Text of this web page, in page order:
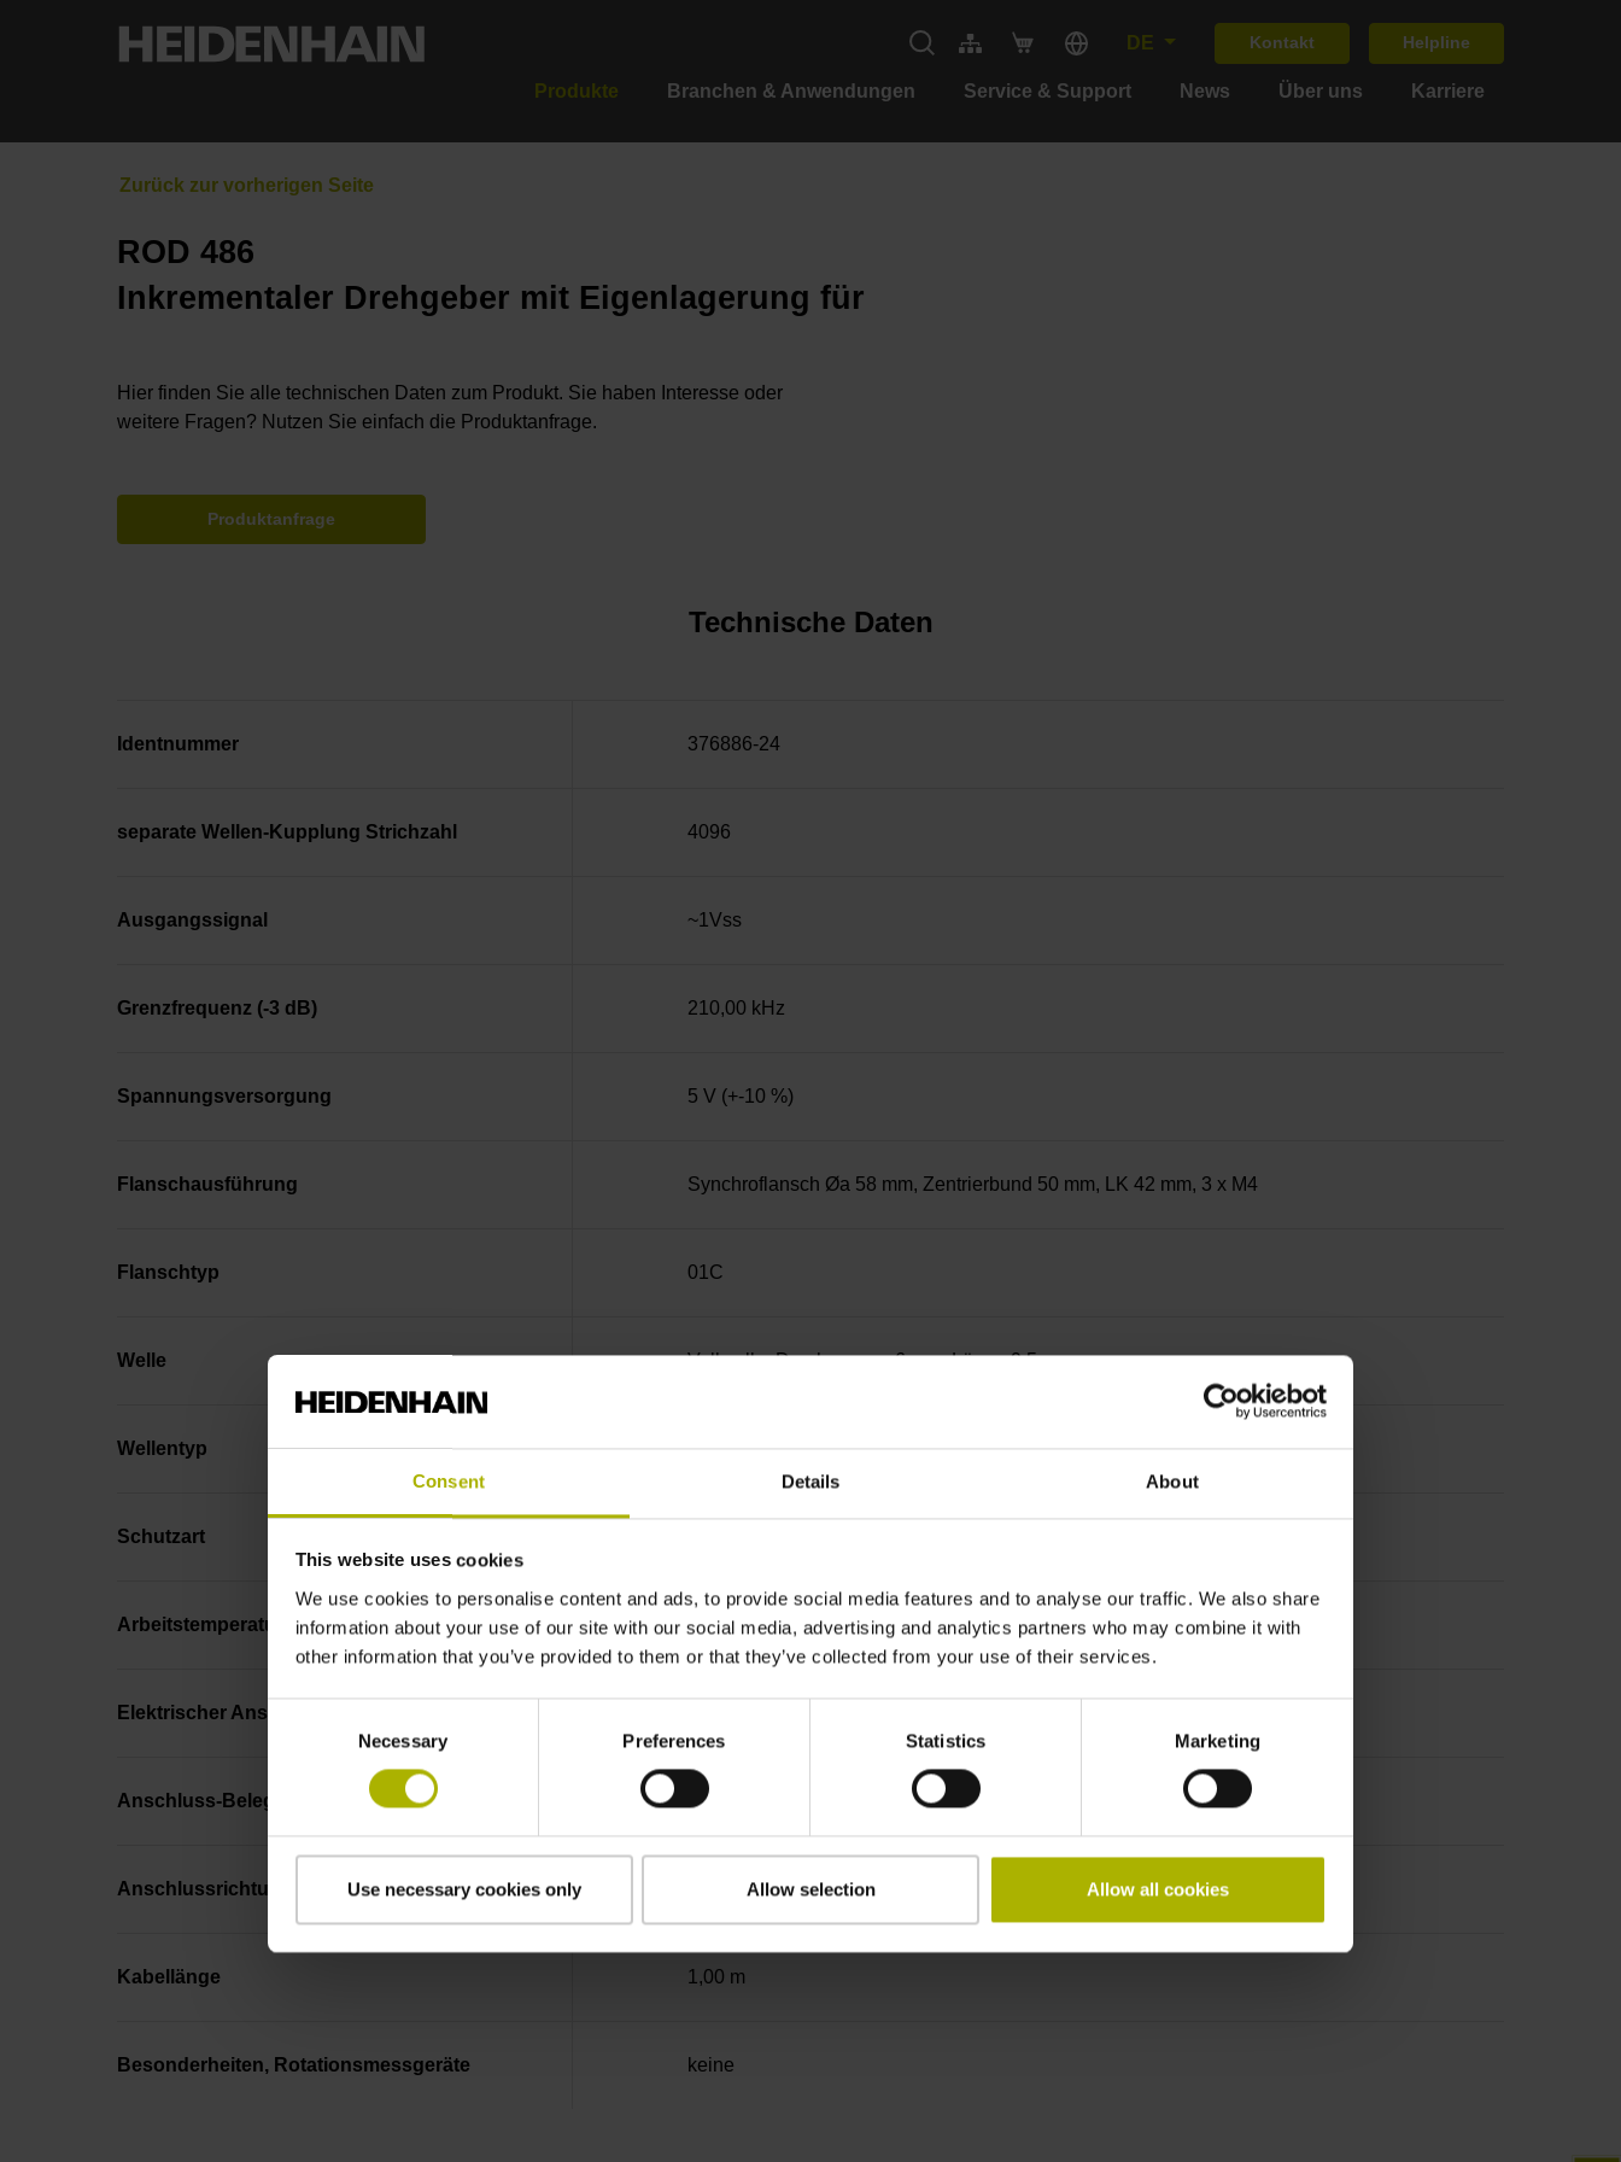
Consent Details About
This website uses cookies
We use cookies to personalise content and ads, to provide social media features and to analyse our traffic. We also share
information about your use of our site with our social media, advertising and analytics partners who may combine it with
other information that you’ve provided to them or that they’ve collected from your use of their services.
Necessary Preferences Statistics Marketing
Use necessary cookies only Allow selection Allow all cookies
DE Kontakt Helpline
Produkte Branchen & Anwendungen Service & Support News Über uns Karriere
ROD 486
Inkrementaler Drehgeber mit Eigenlagerung für
Hier finden Sie alle technischen Daten zum Produkt. Sie haben Interesse oder
weitere Fragen? Nutzen Sie einfach die Produktanfrage.
Produktanfrage
Technische Daten
Identnummer 376886-24
separate Wellen-Kupplung Strichzahl 4096
Ausgangssignal ~1Vss
Grenzfrequenz (-3 dB) 210,00 kHz
Spannungsversorgung 5 V (+-10 %)
Flanschausführung Synchroflansch Øa 58 mm, Zentrierbund 50 mm, LK 42 mm, 3 x M4
Flanschtyp 01C
Welle Vollwelle, Durchmesser 6 mm, Länge 9,5 mm
Wellentyp 73A
Schutzart
Arbeitstemperatur -40/+80 °C
Elektrischer Anschluss
Anschluss-Belegung D294999
Anschlussrichtung Kabelausgang axial und radial verwendbar
Kabellänge 1,00 m
Besonderheiten, Rotationsmessgeräte keine